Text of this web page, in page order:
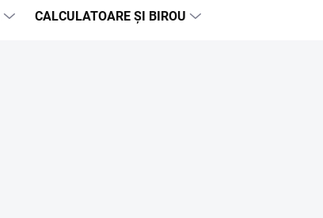
CALCULATOARE ȘI BIROU